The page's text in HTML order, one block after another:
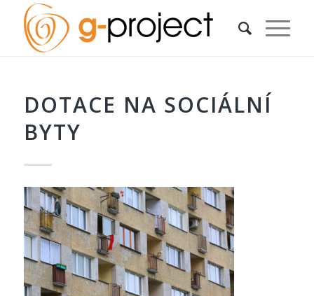
DOTACE NA SOCIÁLNÍ
BYTY